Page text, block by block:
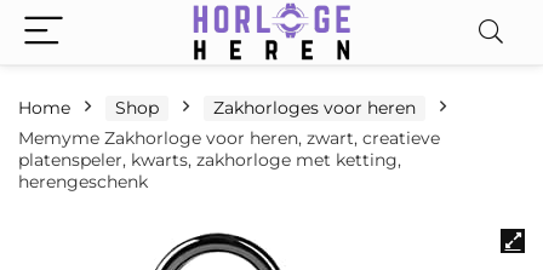
Home Shop
Zakhorloges voor heren
Memyme Zakhorloge voor heren, zwart, creatieve
platenspeler, kwarts, zakhorloge met ketting,
herengeschenk